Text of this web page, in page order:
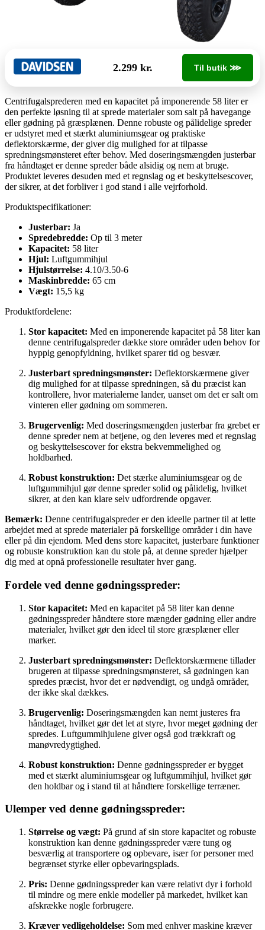
2.299 kr. Til butik ⋙
Centrifugalsprederen med en kapacitet på imponerende 58 liter er
den perfekte løsning til at sprede materialer som salt på havegange
eller gødning på græsplænen. Denne robuste og pålidelige spreder
er udstyret med et stærkt aluminiumsgear og praktiske
deflektorskærme, der giver dig mulighed for at tilpasse
spredningsmønsteret efter behov. Med doseringsmængden justerbar
fra håndtaget er denne spreder både alsidig og nem at bruge.
Produktet leveres desuden med et regnslag og et beskyttelsescover,
der sikrer, at det forbliver i god stand i alle vejrforhold.
Produktspecifikationer:
Justerbar: Ja
Spredebredde: Op til 3 meter
Kapacitet: 58 liter
Hjul: Luftgummihjul
Hjulstørrelse: 4.10/3.50-6
Maskinbredde: 65 cm
Vægt: 15,5 kg
Produktfordelene:
Stor kapacitet: Med en imponerende kapacitet på 58 liter kan
denne centrifugalspreder dække store områder uden behov for
hyppig genopfyldning, hvilket sparer tid og besvær.
Justerbart spredningsmønster: Deflektorskærmene giver
dig mulighed for at tilpasse spredningen, så du præcist kan
kontrollere, hvor materialerne lander, uanset om det er salt om
vinteren eller gødning om sommeren.
Brugervenlig: Med doseringsmængden justerbar fra grebet er
denne spreder nem at betjene, og den leveres med et regnslag
og beskyttelsescover for ekstra bekvemmelighed og
holdbarhed.
Robust konstruktion: Det stærke aluminiumsgear og de
luftgummihjul gør denne spreder solid og pålidelig, hvilket
sikrer, at den kan klare selv udfordrende opgaver.
Bemærk: Denne centrifugalspreder er den ideelle partner til at lette
arbejdet med at sprede materialer på forskellige områder i din have
eller på din ejendom. Med dens store kapacitet, justerbare funktioner
og robuste konstruktion kan du stole på, at denne spreder hjælper
dig med at opnå professionelle resultater hver gang.
Fordele ved denne gødningsspreder:
Stor kapacitet: Med en kapacitet på 58 liter kan denne
gødningsspreder håndtere store mængder gødning eller andre
materialer, hvilket gør den ideel til store græsplæner eller
marker.
Justerbart spredningsmønster: Deflektorskærmene tillader
brugeren at tilpasse spredningsmønsteret, så gødningen kan
spredes præcist, hvor det er nødvendigt, og undgå områder,
der ikke skal dækkes.
Brugervenlig: Doseringsmængden kan nemt justeres fra
håndtaget, hvilket gør det let at styre, hvor meget gødning der
spredes. Luftgummihjulene giver også god trækkraft og
manøvredygtighed.
Robust konstruktion: Denne gødningsspreder er bygget
med et stærkt aluminiumsgear og luftgummihjul, hvilket gør
den holdbar og i stand til at håndtere forskellige terræner.
Ulemper ved denne gødningsspreder:
Størrelse og vægt: På grund af sin store kapacitet og robuste
konstruktion kan denne gødningsspreder være tung og
besværlig at transportere og opbevare, især for personer med
begrænset styrke eller opbevaringsplads.
Pris: Denne gødningsspreder kan være relativt dyr i forhold
til mindre og mere enkle modeller på markedet, hvilket kan
afskrække nogle forbrugere.
Kræver vedligeholdelse: Som med enhver maskine kræver